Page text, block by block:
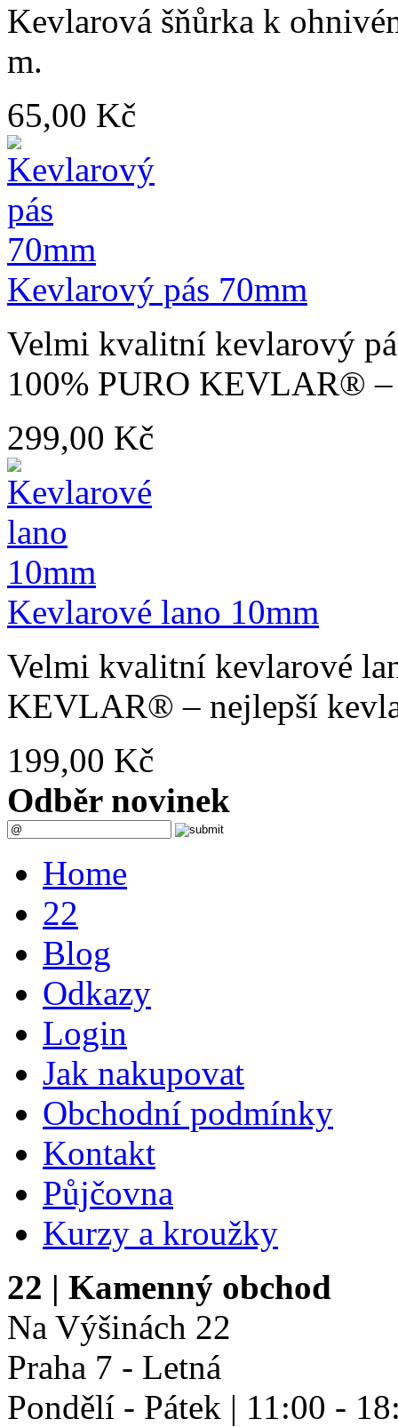
Kevlarová šňůrka k
m.
65,00 Kč
Kevlarový pás 70mm
Velmi kvalitní kevlarový
100% PURO KEVLAR®
299,00 Kč
Kevlarové lano 10mm
Velmi kvalitní kevlarové
KEVLAR® – nejlepší
199,00 Kč
Odběr novinek
Home
22
Blog
Odkazy
Login
Jak nakupovat
Obchodní podmínky
Kontakt
Půjčovna
Kurzy a kroužky
22 | Kamenný obchod
Na Výšinách 22
Praha 7 - Letná
Pondělí - Pátek | 11:00 -